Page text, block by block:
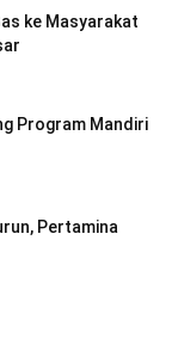
ke Masyarakat
Program Mandiri
Pertamina